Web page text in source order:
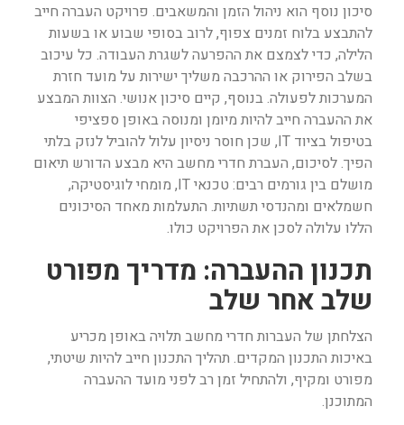
סיכון נוסף הוא ניהול הזמן והמשאבים. פרויקט העברה חייב
להתבצע בלוח זמנים צפוף, לרוב בסופי שבוע או בשעות
הלילה, כדי לצמצם את ההפרעה לשגרת העבודה. כל עיכוב
בשלב הפירוק או ההרכבה משליך ישירות על מועד חזרת
המערכות לפעולה. בנוסף, קיים סיכון אנושי. הצוות המבצע
את ההעברה חייב להיות מיומן ומנוסה באופן ספציפי
בטיפול בציוד IT, שכן חוסר ניסיון עלול להוביל לנזק בלתי
הפיך. לסיכום, העברת חדרי מחשב היא מבצע הדורש תיאום
מושלם בין גורמים רבים: טכנאי IT, מומחי לוגיסטיקה,
חשמלאים ומהנדסי תשתיות. התעלמות מאחד הסיכונים
הללו עלולה לסכן את הפרויקט כולו.
תכנון ההעברה: מדריך מפורט
שלב אחר שלב
הצלחתן של העברות חדרי מחשב תלויה באופן מכריע
באיכות התכנון המקדים. תהליך התכנון חייב להיות שיטתי,
מפורט ומקיף, ולהתחיל זמן רב לפני מועד ההעברה
המתוכנן.